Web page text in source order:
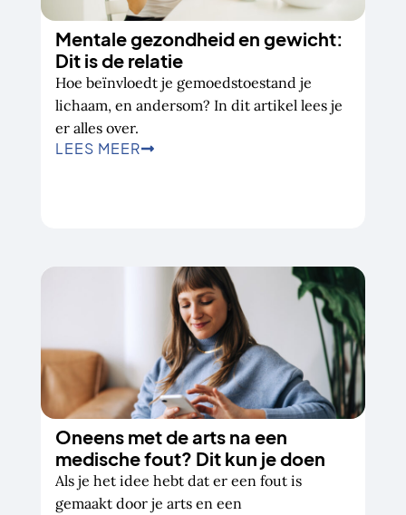
Mentale gezondheid en gewicht:
Dit is de relatie
Hoe beïnvloedt je gemoedstoestand je
lichaam, en andersom? In dit artikel lees je
er alles over.
LEES MEER
Oneens met de arts na een
medische fout? Dit kun je doen
Als je het idee hebt dat er een fout is
gemaakt door je arts en een